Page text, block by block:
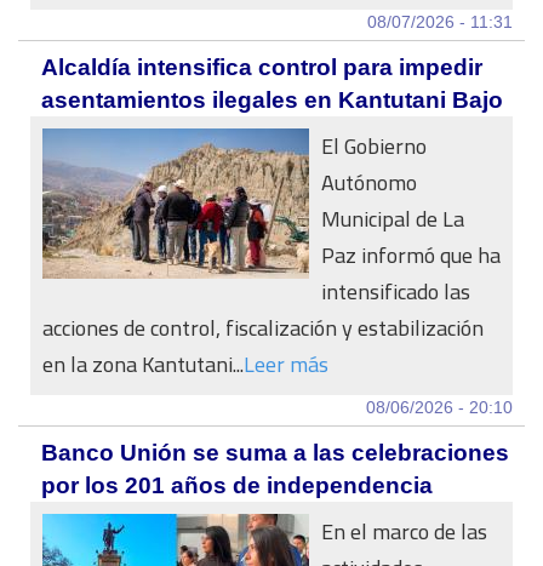
08/07/2026 - 11:31
Alcaldía intensifica control para impedir
asentamientos ilegales en Kantutani Bajo
El Gobierno
Autónomo
Municipal de La
Paz informó que ha
intensificado las
acciones de control, fiscalización y estabilización
en la zona Kantutani...Leer más
08/06/2026 - 20:10
Banco Unión se suma a las celebraciones
por los 201 años de independencia
En el marco de las